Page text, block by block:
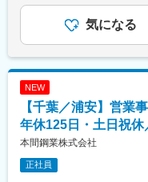
す。
・長期的にスキルを
です。
・改修・リニューア
・メカニカルサービ
・設計打ち合わせ・
《業務のポイント》
新規開拓は１～２割
業手当＞有＜給与補
2回（6 月・12 月※
評価に応じ12月に支
を通じて上下する可
た表記です。
気になる
NEW
【千葉／浦安】営業
年休125日・土日祝
本間鋼業株式会社
正社員